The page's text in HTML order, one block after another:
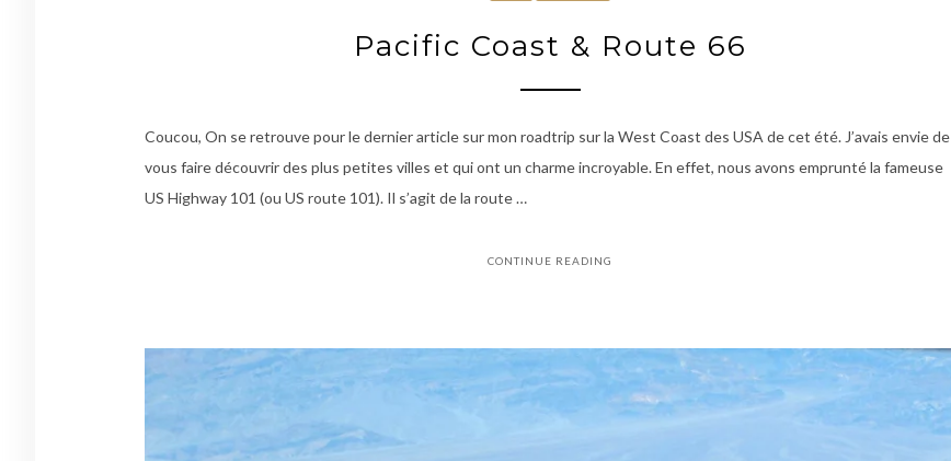
Pacific Coast & Route 66
Coucou, On se retrouve pour le dernier article sur mon roadtrip sur la West Coast des USA de cet été. J’avais envie de
vous faire découvrir des plus petites villes et qui ont un charme incroyable. En effet, nous avons emprunté la fameuse
US Highway 101 (ou US route 101). Il s’agit de la route …
CONTINUE READING